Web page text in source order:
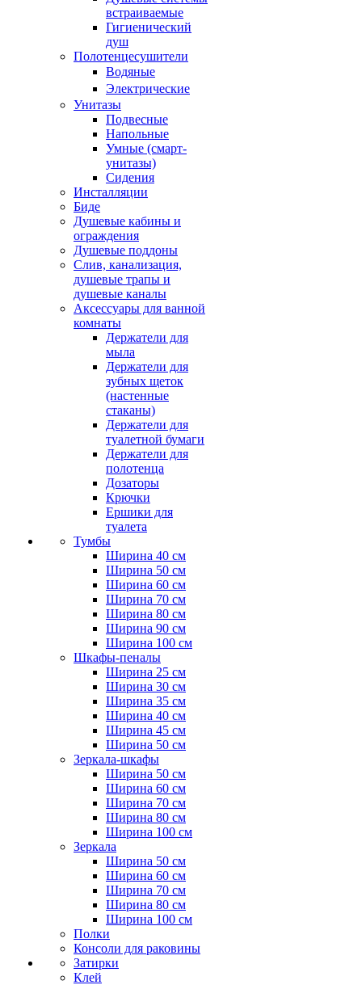
встраиваемые
Гигиенический
душ
Полотенцесушители
ㅤВодяные
ㅤЭлектрические
Унитазы
Подвесные
Напольные
Умные (смарт-
унитазы)
Сидения
Инсталляции
Биде
Душевые кабины и
ограждения
Душевые поддоны
Слив, канализация,
душевые трапы и
душевые каналы
Аксессуары для ванной
комнаты
Держатели для
мыла
Держатели для
зубных щеток
(настенные
стаканы)
Держатели для
туалетной бумаги
Держатели для
полотенца
Дозаторы
Крючки
Ершики для
туалета
Тумбы
Ширина 40 см
Ширина 50 см
Ширина 60 см
Ширина 70 см
Ширина 80 см
Ширина 90 см
Ширина 100 см
Шкафы-пеналы
Ширина 25 см
Ширина 30 см
Ширина 35 см
Ширина 40 см
Ширина 45 см
Ширина 50 см
Зеркала-шкафы
Ширина 50 см
Ширина 60 см
Ширина 70 см
Ширина 80 см
Ширина 100 см
Зеркала
Ширина 50 см
Ширина 60 см
Ширина 70 см
Ширина 80 см
Ширина 100 см
Полки
Консоли для раковины
Затирки
Клей